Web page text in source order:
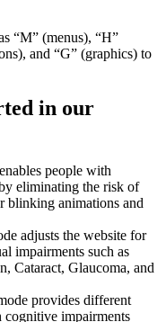
“M” (menus), “H”
and “G” (graphics) to
in our
people with
eliminating the risk of
blinking animations and
adjusts the website for
impairments such as
Cataract, Glaucoma, and
provides different
cognitive impairments